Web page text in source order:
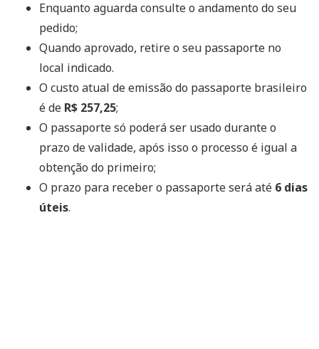
Enquanto aguarda consulte o andamento do seu
pedido;
Quando aprovado, retire o seu passaporte no
local indicado.
O custo atual de emissão do passaporte brasileiro
é de R$ 257,25;
O passaporte só poderá ser usado durante o
prazo de validade, após isso o processo é igual a
obtenção do primeiro;
O prazo para receber o passaporte será até 6 dias
úteis.